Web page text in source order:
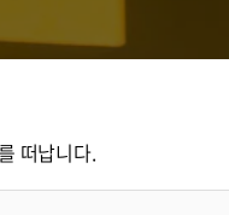
떠납니다.